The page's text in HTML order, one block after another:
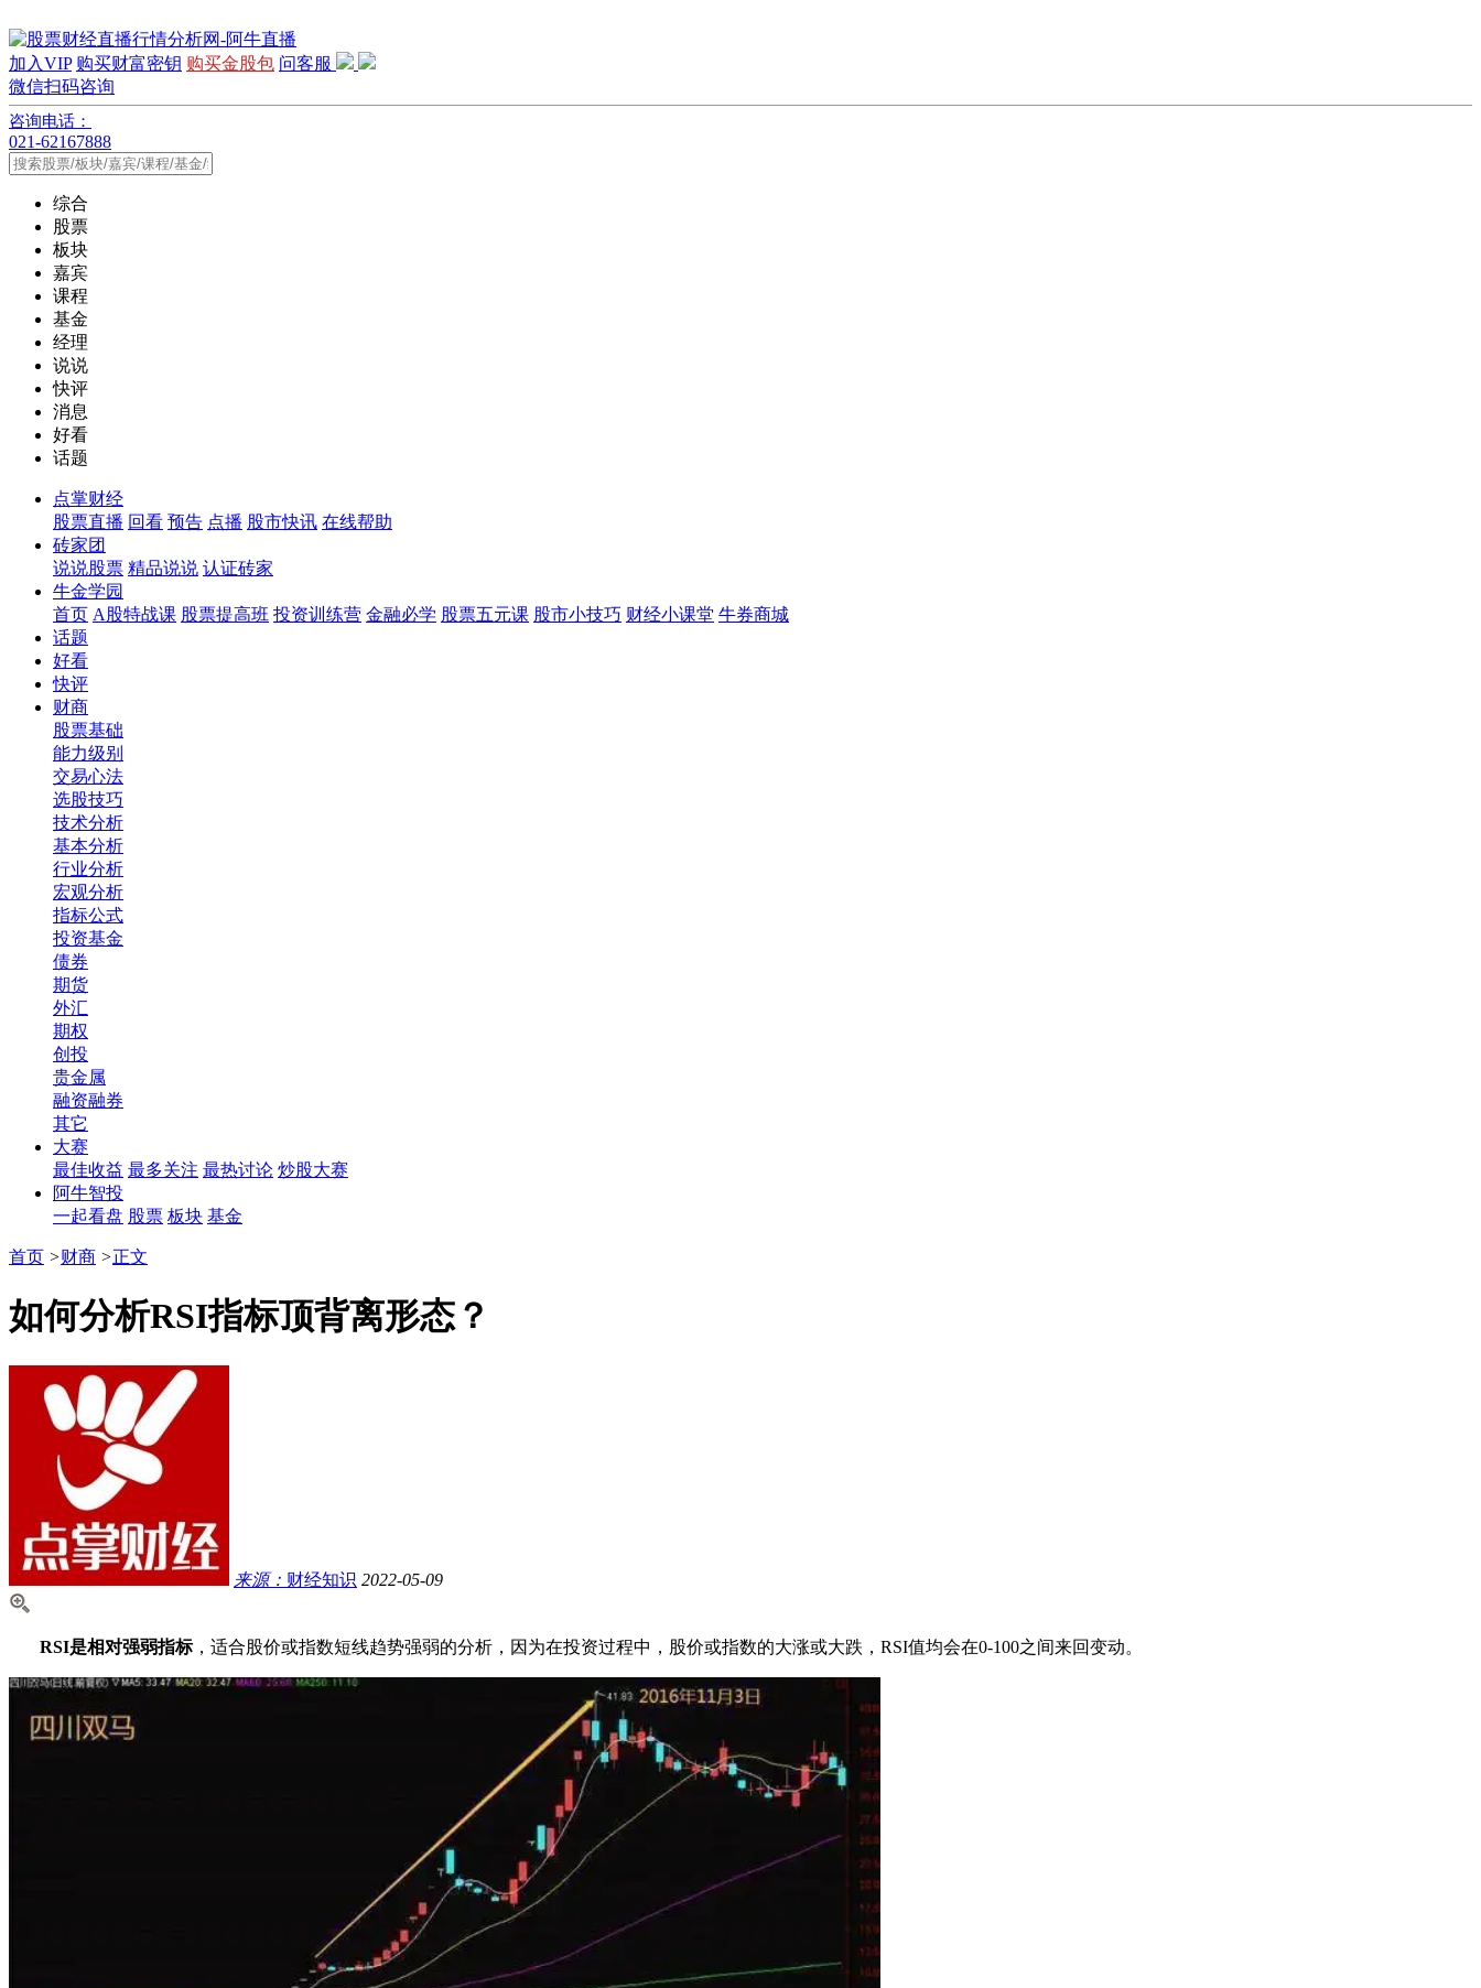
加入VIP 购买财富密钥 购买金股包 问客服
微信扫码咨询
咨询电话：
021-62167888
综合
股票
板块
嘉宾
课程
基金
经理
说说
快评
消息
好看
话题
点掌财经
股票直播 回看 预告 点播 股市快讯 在线帮助
砖家团
说说股票 精品说说 认证砖家
牛金学园
首页 A股特战课 股票提高班 投资训练营 金融必学 股票五元课 股市小技巧 财经小课堂 牛券商城
话题
好看
快评
财商
股票基础
能力级别
交易心法
选股技巧
技术分析
基本分析
行业分析
宏观分析
指标公式
投资基金
债券
期货
外汇
期权
创投
贵金属
融资融券
其它
大赛
最佳收益 最多关注 最热讨论 炒股大赛
阿牛智投
一起看盘 股票 板块 基金
首页 >财商 >正文
如何分析RSI指标顶背离形态？
来源： 财经知识 2022-05-09
RSI是相对强弱指标，适合股价或指数短线趋势强弱的分析，因为在投资过程中，股价或指数的大涨或大跌，RSI值均会在0-100之间来回变动。